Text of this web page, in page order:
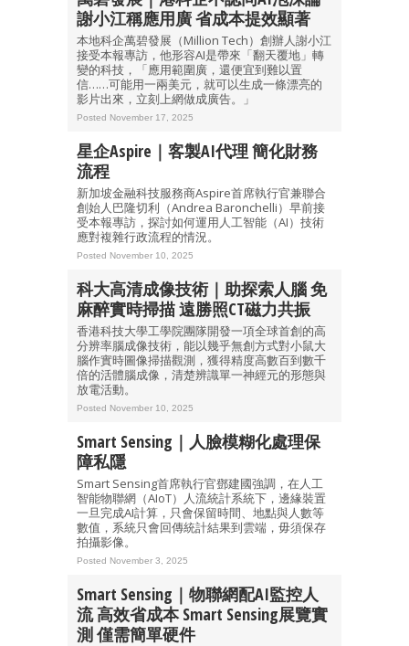
謝小江稱應用廣 省成本提效顯著
本地科企萬碧發展（Million Tech）創辦人謝小江
接受本報專訪，他形容AI是帶來「翻天覆地」轉
變的科技，「應用範圍廣，還便宜到難以置
信……可能用一兩美元，就可以生成一條漂亮的
影片出來，立刻上網做成廣告。」
Posted November 17, 2025
星企Aspire｜客製AI代理 簡化財務
流程
新加坡金融科技服務商Aspire首席執行官兼聯合
創始人巴隆切利（Andrea Baronchelli）早前接
受本報專訪，探討如何運用人工智能（AI）技術
應對複雜行政流程的情況。
Posted November 10, 2025
科大高清成像技術｜助探索人腦 免
麻醉實時掃描 遠勝照CT磁力共振
香港科技大學工學院團隊開發一項全球首創的高
分辨率腦成像技術，能以幾乎無創方式對小鼠大
腦作實時圖像掃描觀測，獲得精度高數百到數千
倍的活體腦成像，清楚辨識單一神經元的形態與
放電活動。
Posted November 10, 2025
Smart Sensing｜人臉模糊化處理保
障私隱
Smart Sensing首席執行官鄧建國強調，在人工
智能物聯網（AIoT）人流統計系統下，邊緣裝置
一旦完成AI計算，只會保留時間、地點與人數等
數值，系統只會回傳統計結果到雲端，毋須保存
拍攝影像。
Posted November 3, 2025
Smart Sensing｜物聯網配AI監控人
流 高效省成本 Smart Sensing展覽實
測 僅需簡單硬件